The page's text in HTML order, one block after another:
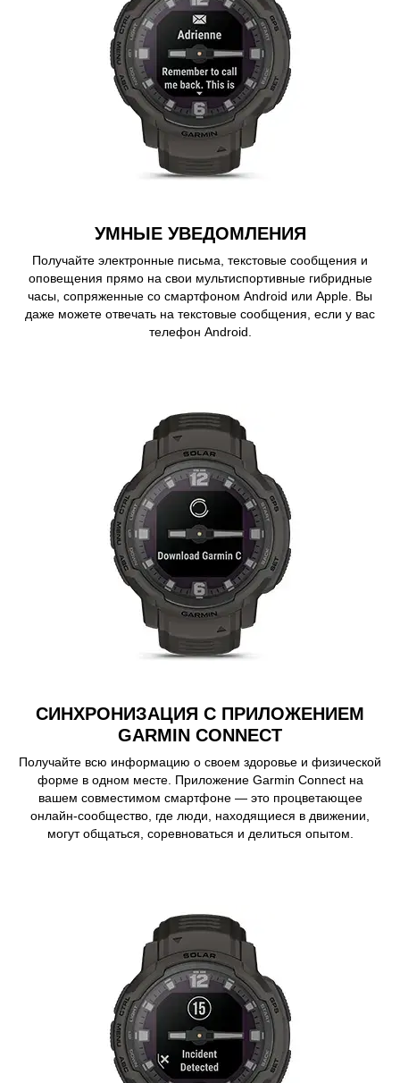
УМНЫЕ УВЕДОМЛЕНИЯ
Получайте электронные письма, текстовые сообщения и
оповещения прямо на свои мультиспортивные гибридные
часы, сопряженные со смартфоном Android или Apple. Вы
даже можете отвечать на текстовые сообщения, если у вас
телефон Android.
СИНХРОНИЗАЦИЯ С ПРИЛОЖЕНИЕМ
GARMIN CONNECT
Получайте всю информацию о своем здоровье и физической
форме в одном месте. Приложение Garmin Connect на
вашем совместимом смартфоне — это процветающее
онлайн-сообщество, где люди, находящиеся в движении,
могут общаться, соревноваться и делиться опытом.